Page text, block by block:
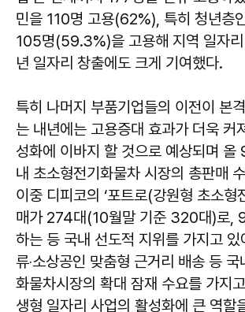
민을 110명 고용(62%), 특히 청년
105명(59.3%)을 고용해 지역 일자리
년 일자리 창출에도 크게 기여했다.
특히 나머지 부품기업들의 이전이 본
는 내년에는 고용증대 효과가 더욱 커
성화에 이바지 할 것으로 예상되며 올
내 초소형전기화물차 시장의 총판매
이중 디피코의 ‘포트로(강원형 초소형
매가 274대(10월말 기준 320대)로,
하는 등 국내 선도적 지위를 가지고 있
류‧소상공인 맞춤형 근거리 배송 등 국
화물차시장의 확대 잠재 수요를 가지
생형 일자리 사업의 활성화에 큰 역할